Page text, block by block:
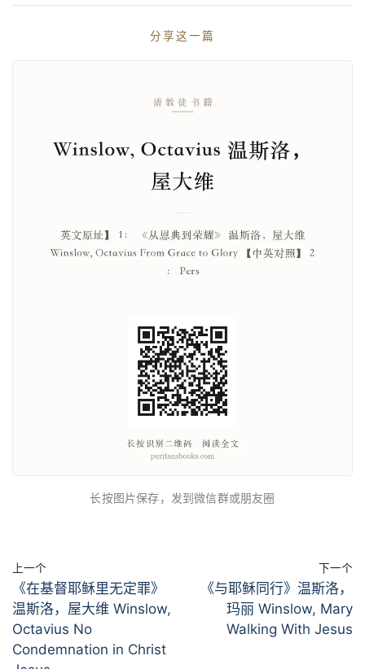
分享这一篇
长按图片保存，发到微信群或朋友圈
上一个
《在基督耶稣里无定罪》
温斯洛，屋大维 Winslow,
Octavius No
Condemnation in Christ
下一个
《与耶稣同行》温斯洛，
玛丽 Winslow, Mary
Walking With Jesus